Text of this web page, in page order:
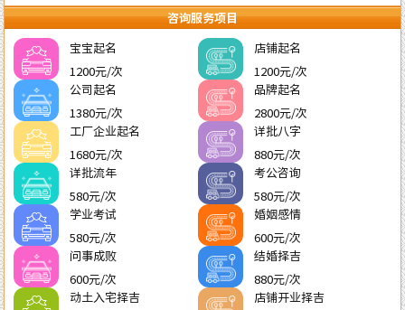
咨询服务项目
宝宝起名
1200元/次
店铺起名
1200元/次
公司起名
1380元/次
品牌起名
2800元/次
工厂企业起名
1680元/次
详批八字
880元/次
详批流年
580元/次
考公咨询
580元/次
学业考试
580元/次
婚姻感情
600元/次
问事成败
600元/次
结婚择吉
880元/次
动土入宅择吉
店铺开业择吉